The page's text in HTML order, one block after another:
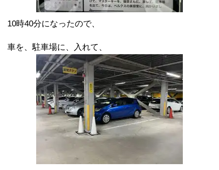
10時40分になったので、
車を、駐車場に、入れて、